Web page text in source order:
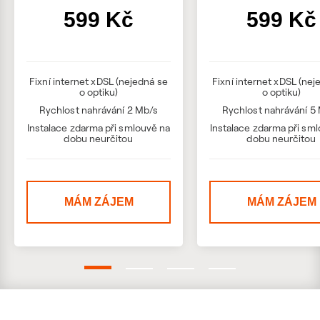
599 Kč
Fixní internet xDSL (nejedná se
o optiku)
Rychlost nahrávání 2 Mb/s
Instalace zdarma při smlouvě na
dobu neurčitou
MÁM ZÁJEM
599 Kč
Fixní internet xDSL
o optiku)
Rychlost nahrávání 5
Instalace zdarma při
dobu neurčitou
MÁM ZÁJEM